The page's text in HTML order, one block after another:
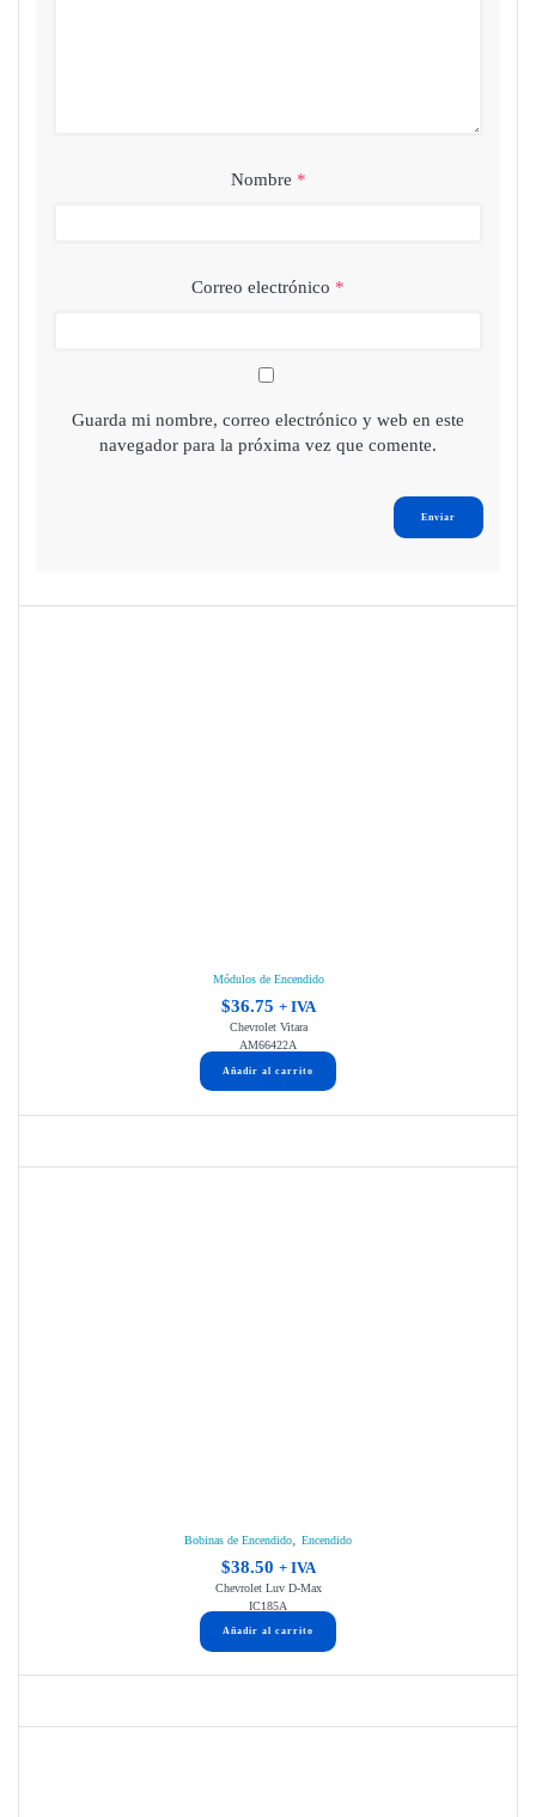
Nombre *
Correo electrónico *
Guarda mi nombre, correo electrónico y web en este
navegador para la próxima vez que comente.
Módulos de Encendido
$36.75 + IVA
Chevrolet Vitara
AM66422A
Añadir al carrito
Bobinas de Encendido Encendido
$38.50 + IVA
Chevrolet Luv D-Max
IC185A
Añadir al carrito